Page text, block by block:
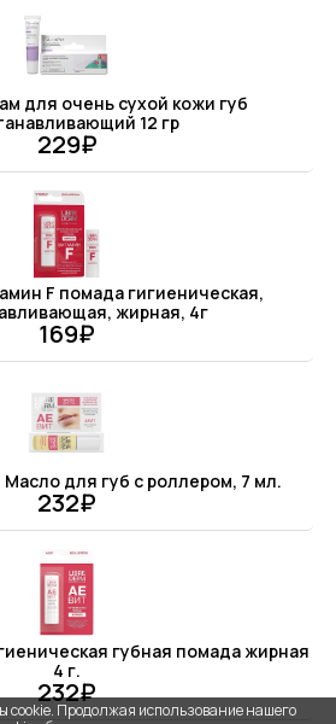
для очень сухой кожи губ
12 гр
229₽
F помада гигиеническая,
жирная, 4г
169₽
Масло для губ с роллером, 7 мл.
232₽
губная помада жирная
4 г.
232₽
cookie. Продолжая использование нашего